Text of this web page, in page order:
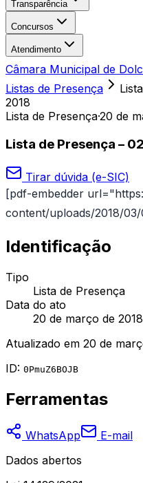
Transparência
Concursos
Atendimento
Câmara Municipal de
Listas de Presença
2018
Lista de Presença·20 de
Lista de Presença –
Tirar dúvida (e-SIC)
[pdf-embedder
content/uploads/2018/03/
Identificação
Tipo
Lista de Presença
Data do ato
20 de março de 2018
Atualizado em 20 de
ID: 0PmuZ6BOJB
Ferramentas
WhatsApp
E-mail
Dados abertos